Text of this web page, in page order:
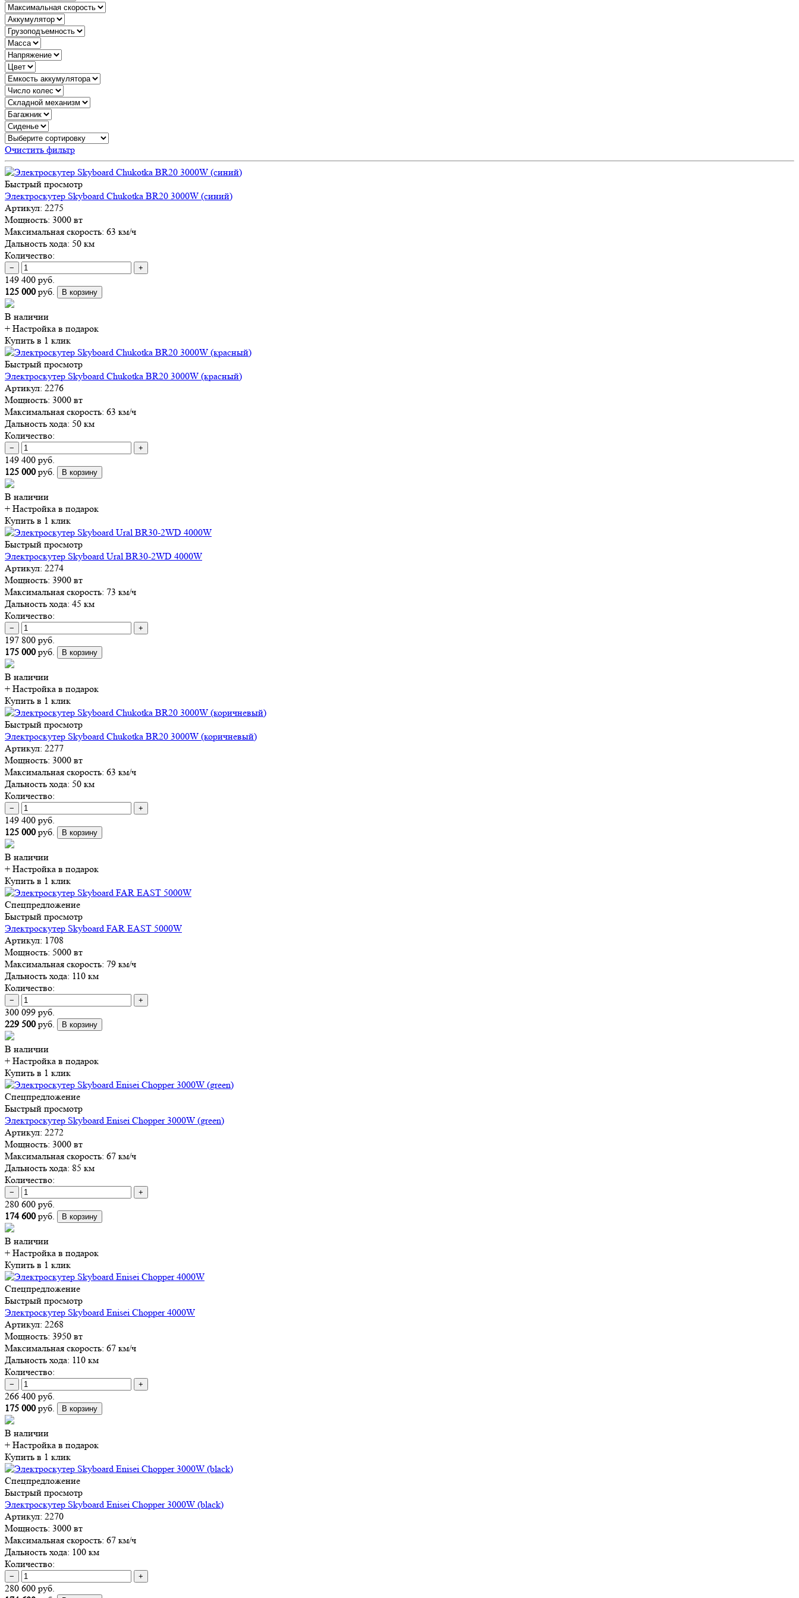
Очистить фильтр
Быстрый просмотр
Электроскутер Skyboard Chukotka BR20 3000W (синий)
Артикул: 2275
Мощность: 3000 вт
Максимальная скорость: 63 км/ч
Дальность хода: 50 км
Количество:
− +
149 400 руб.
125 000 руб. В корзину
В наличии
+ Настройка в подарок
Купить в 1 клик
Быстрый просмотр
Электроскутер Skyboard Chukotka BR20 3000W (красный)
Артикул: 2276
Мощность: 3000 вт
Максимальная скорость: 63 км/ч
Дальность хода: 50 км
Количество:
− +
149 400 руб.
125 000 руб. В корзину
В наличии
+ Настройка в подарок
Купить в 1 клик
Быстрый просмотр
Электроскутер Skyboard Ural BR30-2WD 4000W
Артикул: 2274
Мощность: 3900 вт
Максимальная скорость: 73 км/ч
Дальность хода: 45 км
Количество:
− +
197 800 руб.
175 000 руб. В корзину
В наличии
+ Настройка в подарок
Купить в 1 клик
Быстрый просмотр
Электроскутер Skyboard Chukotka BR20 3000W (коричневый)
Артикул: 2277
Мощность: 3000 вт
Максимальная скорость: 63 км/ч
Дальность хода: 50 км
Количество:
− +
149 400 руб.
125 000 руб. В корзину
В наличии
+ Настройка в подарок
Купить в 1 клик
Спецпредложение
Быстрый просмотр
Электроскутер Skyboard FAR EAST 5000W
Артикул: 1708
Мощность: 5000 вт
Максимальная скорость: 79 км/ч
Дальность хода: 110 км
Количество:
− +
300 099 руб.
229 500 руб. В корзину
В наличии
+ Настройка в подарок
Купить в 1 клик
Спецпредложение
Быстрый просмотр
Электроскутер Skyboard Enisei Chopper 3000W (green)
Артикул: 2272
Мощность: 3000 вт
Максимальная скорость: 67 км/ч
Дальность хода: 85 км
Количество:
− +
280 600 руб.
174 600 руб. В корзину
В наличии
+ Настройка в подарок
Купить в 1 клик
Спецпредложение
Быстрый просмотр
Электроскутер Skyboard Enisei Chopper 4000W
Артикул: 2268
Мощность: 3950 вт
Максимальная скорость: 67 км/ч
Дальность хода: 110 км
Количество:
− +
266 400 руб.
175 000 руб. В корзину
В наличии
+ Настройка в подарок
Купить в 1 клик
Спецпредложение
Быстрый просмотр
Электроскутер Skyboard Enisei Chopper 3000W (black)
Артикул: 2270
Мощность: 3000 вт
Максимальная скорость: 67 км/ч
Дальность хода: 100 км
Количество:
− +
280 600 руб.